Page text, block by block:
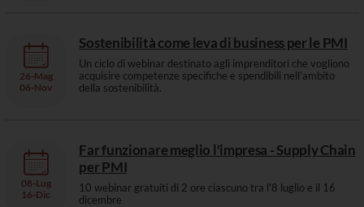
26-Mag
06-Nov
Sostenibilità come leva di business per le PMI
Un ciclo di webinar destinato agli imprenditori che vogliono
acquisire competenze specifiche e spendibili nell'ambito
della sostenibilità.
08-Lug
16-Dic
Far funzionare meglio l'impresa - Supply Chain
per PMI
10 webinar gratuiti di 2 ore ciascuno tra l'8 luglio e il 16
dicembre